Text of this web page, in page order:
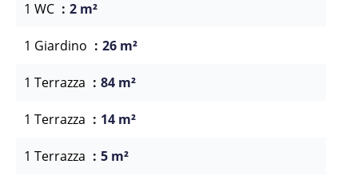
1 WC 2 m²
1 Giardino 26 m²
1 Terrazza 84 m²
1 Terrazza 14 m²
1 Terrazza 5 m²